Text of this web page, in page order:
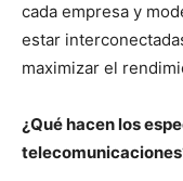
cada empresa y
estar
maximizar el
¿Qué hacen los